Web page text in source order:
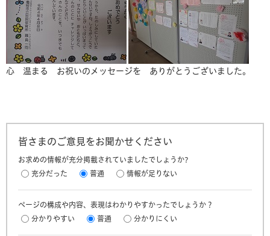
心 温まる お祝いのメッセージを ありがとうございました。
皆さまのご意見をお聞かせください
お求めの情報が充分掲載されていましたでしょうか?
充分だった
普通 情報が足りない
ページの構成や内容、表現はわかりやすかったでしょうか？
分かりやすい
普通 分かりにくい